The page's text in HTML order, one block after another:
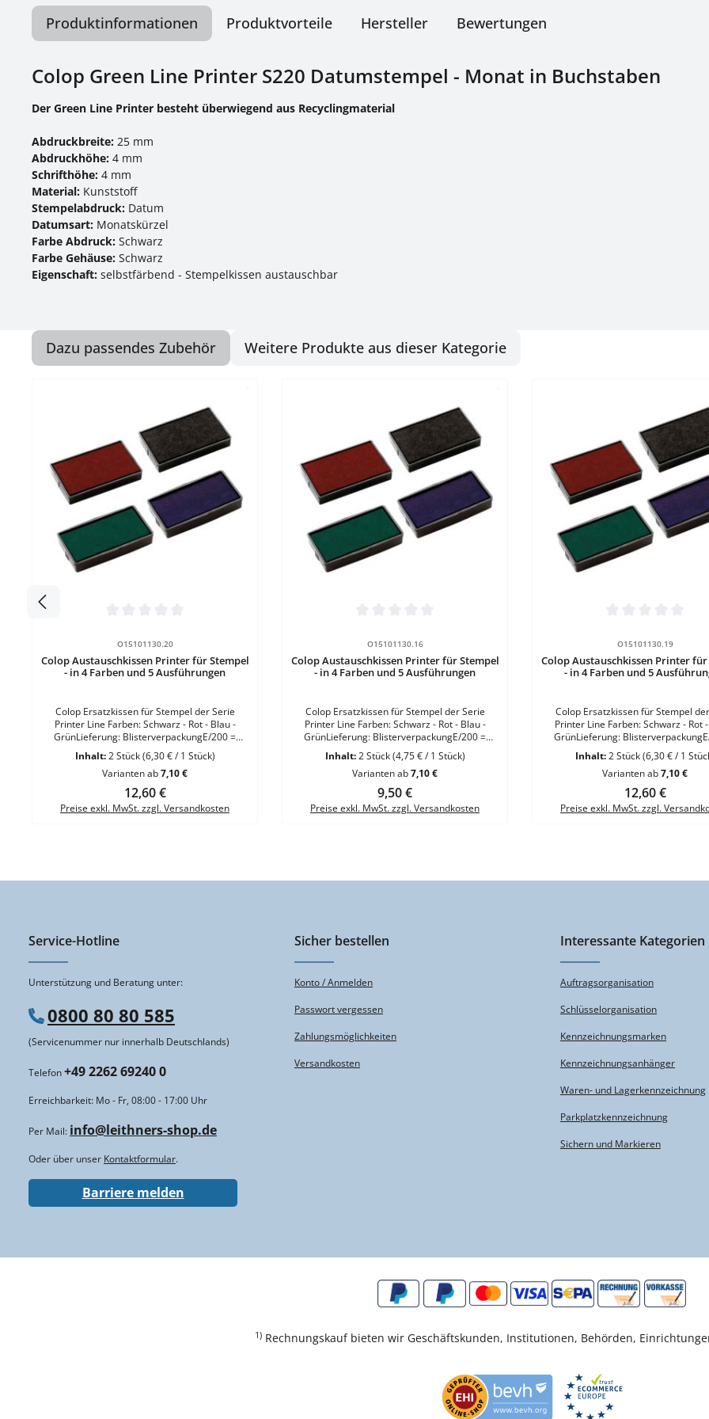
Produktinformationen Produktvorteile Hersteller Bewertungen
Colop Green Line Printer S220 Datumstempel - Monat in Buchstaben
Der Green Line Printer besteht überwiegend aus Recyclingmaterial
Abdruckbreite: 25 mm
Abdruckhöhe: 4 mm
Schrifthöhe: 4 mm
Material: Kunststoff
Stempelabdruck: Datum
Datumsart: Monatskürzel
Farbe Abdruck: Schwarz
Farbe Gehäuse: Schwarz
Eigenschaft: selbstfärbend - Stempelkissen austauschbar
Dazu passendes Zubehör Weitere Produkte aus dieser Kategorie
O15101130.20
Colop Austauschkissen Printer für Stempel
- in 4 Farben und 5 Ausführungen
Colop Ersatzkissen für Stempel der Serie
Printer Line Farben: Schwarz - Rot - Blau -
GrünLieferung: BlisterverpackungE/200 =
Ersatzkissen für Stempel Printer S 200 - S 220 -
S 226 - S 260VE = 2 Kissen
Inhalt:2 Stück(6,30 € / 1 Stück)
Varianten ab7,10 €
Regulärer Preis:
12,60 €
Preise exkl. MwSt. zzgl. Versandkosten
O15101130.16
Colop Austauschkissen Printer für Stempel
- in 4 Farben und 5 Ausführungen
Colop Ersatzkissen für Stempel der Serie
Printer Line Farben: Schwarz - Rot - Blau -
GrünLieferung: BlisterverpackungE/200 =
Ersatzkissen für Stempel Printer S 200 - S 220 -
S 226 - S 260VE = 2 Kissen
Inhalt:2 Stück(4,75 € / 1 Stück)
Varianten ab7,10 €
Regulärer Preis:
9,50 €
Preise exkl. MwSt. zzgl. Versandkosten
O15101130.19
Colop Austauschkissen Printer für
- in 4 Farben und 5
Colop Ersatzkissen für Stempel
Printer Line Farben: Schwarz - Rot
GrünLieferung:
Ersatzkissen für Stempel Printer S 200
S 226 - S 260VE = 2 Kissen
Inhalt:2 Stück(6,30 € / 1
Varianten ab7,10 €
Regulärer Preis:
12,60 €
Preise exkl. MwSt. zzgl.
Service-Hotline
Unterstützung und Beratung unter:
0800 80 80 585
(Servicenummer nur innerhalb Deutschlands)
Telefon+49 2262 69240 0
Erreichbarkeit: Mo - Fr, 08:00 - 17:00 Uhr
Per Mail: info@leithners-shop.de
Oder über unser Kontaktformular.
Barriere melden
Sicher bestellen
Konto / Anmelden
Passwort vergessen
Zahlungsmöglichkeiten
Versandkosten
Interessante Kategorien
Auftragsorganisation
Schlüsselorganisation
Kennzeichnungsmarken
Kennzeichnungsanhänger
Waren- und Lagerkennzeichnung
Parkplatzkennzeichnung
Sichern und Markieren
1)Rechnungskauf bieten wir Geschäftskunden, Institutionen, Behörden,